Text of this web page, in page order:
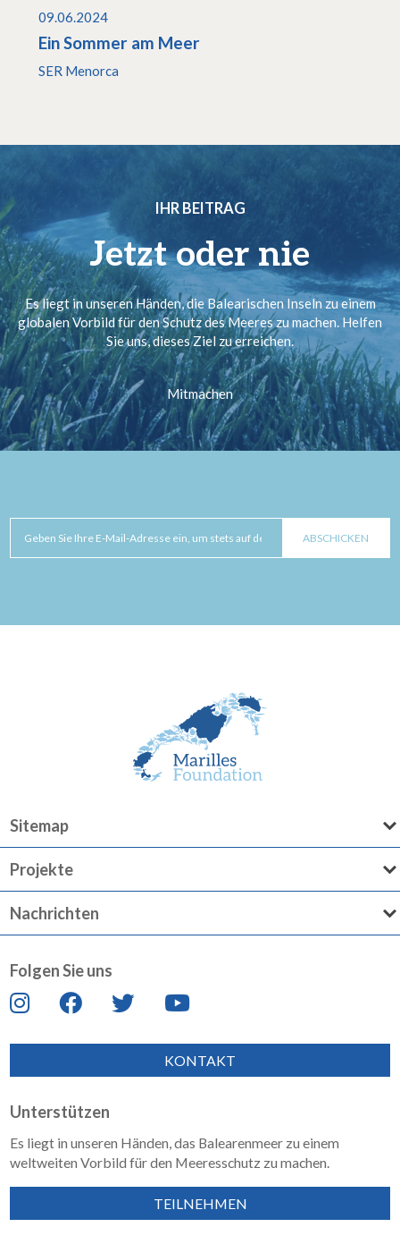
09.06.2024
Ein Sommer am Meer
SER Menorca
IHR BEITRAG
Jetzt oder nie
Es liegt in unseren Händen, die Balearischen Inseln zu einem
globalen Vorbild für den Schutz des Meeres zu machen. Helfen
Sie uns, dieses Ziel zu erreichen.
Mitmachen
Sitemap
Projekte
Nachrichten
Folgen Sie uns
KONTAKT
Unterstützen
Es liegt in unseren Händen, das Balearenmeer zu einem
weltweiten Vorbild für den Meeresschutz zu machen.
TEILNEHMEN